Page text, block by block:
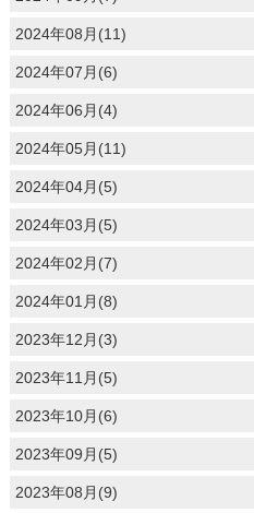
2024年08月(11)
2024年07月(6)
2024年06月(4)
2024年05月(11)
2024年04月(5)
2024年03月(5)
2024年02月(7)
2024年01月(8)
2023年12月(3)
2023年11月(5)
2023年10月(6)
2023年09月(5)
2023年08月(9)